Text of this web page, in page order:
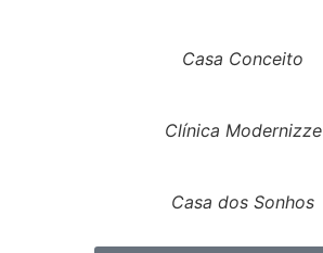
Casa Conceito
Clínica Modernizze
Casa dos Sonhos